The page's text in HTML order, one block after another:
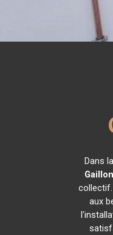
Dans
Gaillon
aux